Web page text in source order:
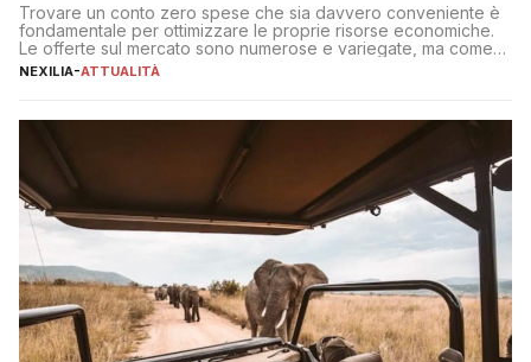
Trovare un conto zero spese che sia davvero conveniente è
fondamentale per ottimizzare le proprie risorse economiche.
Le offerte sul mercato sono numerose e variegate, ma come
individuare quella più adatta alle proprie esigenze senza
sul […]
NEXILIA-ATTUALITÀ